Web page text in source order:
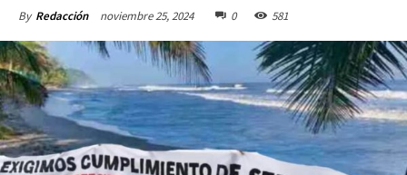
By Redacción noviembre 25, 2024 0 581